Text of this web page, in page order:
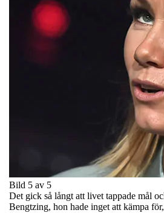
Bild 5 av 5
Det gick så långt att livet tappade mål
Bengtzing, hon hade inget att kämpa